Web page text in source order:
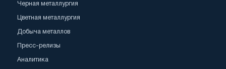
Черная металлургия
Цветная металлургия
Добыча металлов
Пресс-релизы
Аналитика